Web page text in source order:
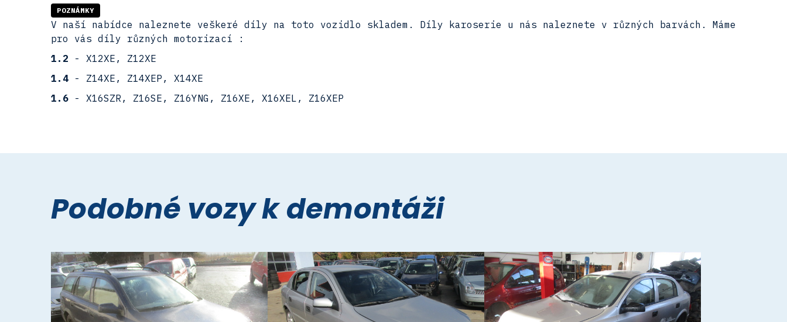
POZNÁMKY
V naší nabídce naleznete veškeré díly na toto vozidlo skladem. Díly karoserie u nás naleznete v různých barvách. Máme
pro vás díly různých motorizací :
1.2 - X12XE, Z12XE
1.4 - Z14XE, Z14XEP, X14XE
1.6 - X16SZR, Z16SE, Z16YNG, Z16XE, X16XEL, Z16XEP
Podobné vozy k demontáži